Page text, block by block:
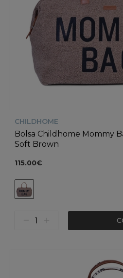
CHILDHOME
Bolsa Childhome Mommy
Soft Brown
115.00€